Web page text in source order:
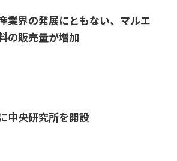
業界の発展にともない、マルエ
の販売量が増加
中央研究所を開設